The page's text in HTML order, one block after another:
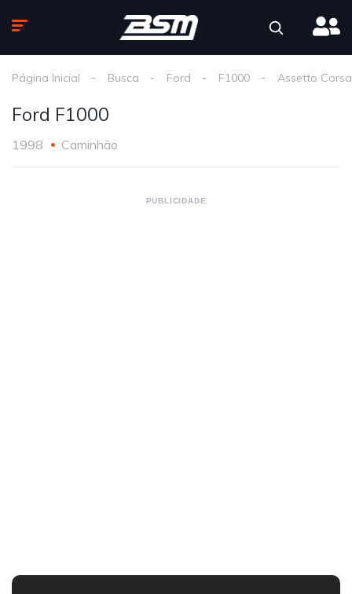
Página Inicial Busca Ford F1000 Assetto Corsa
Ford F1000
1998 Caminhão
PUBLICIDADE